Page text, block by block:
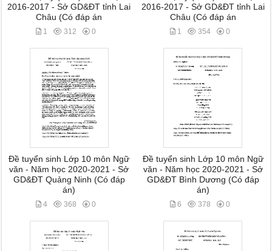
2016-2017 - Sở GD&ĐT tỉnh Lai
Châu (Có đáp án
1 312 0
2016-2017 - Sở GD&ĐT tỉnh Lai
Châu (Có đáp án
1 354 0
Đề tuyển sinh Lớp 10 môn Ngữ
văn - Năm học 2020-2021 - Sở
GD&ĐT Quảng Ninh (Có đáp
án)
4 368 0
Đề tuyển sinh Lớp 10 môn Ngữ
văn - Năm học 2020-2021 - Sở
GD&ĐT Bình Dương (Có đáp
án)
6 378 0